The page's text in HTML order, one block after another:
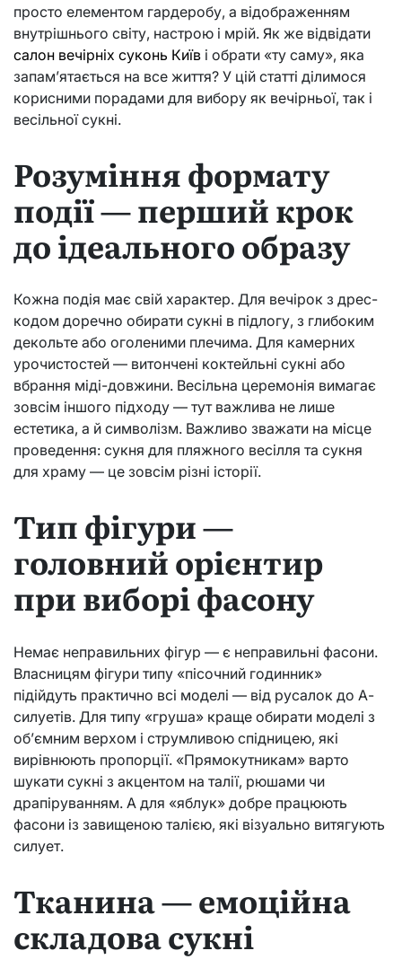
просто елементом гардеробу, а відображенням
внутрішнього світу, настрою і мрій. Як же відвідати
салон вечірніх суконь Київ і обрати «ту саму», яка
запам’ятається на все життя? У цій статті ділимося
корисними порадами для вибору як вечірньої, так і
весільної сукні.
Розуміння формату
події — перший крок
до ідеального образу
Кожна подія має свій характер. Для вечірок з дрес-
кодом доречно обирати сукні в підлогу, з глибоким
декольте або оголеними плечима. Для камерних
урочистостей — витончені коктейльні сукні або
вбрання міді-довжини. Весільна церемонія вимагає
зовсім іншого підходу — тут важлива не лише
естетика, а й символізм. Важливо зважати на місце
проведення: сукня для пляжного весілля та сукня
для храму — це зовсім різні історії.
Тип фігури —
головний орієнтир
при виборі фасону
Немає неправильних фігур — є неправильні фасони.
Власницям фігури типу «пісочний годинник»
підійдуть практично всі моделі — від русалок до А-
силуетів. Для типу «груша» краще обирати моделі з
об’ємним верхом і струмливою спідницею, які
вирівнюють пропорції. «Прямокутникам» варто
шукати сукні з акцентом на талії, рюшами чи
драпіруванням. А для «яблук» добре працюють
фасони із завищеною талією, які візуально витягують
силует.
Тканина — емоційна
складова сукні